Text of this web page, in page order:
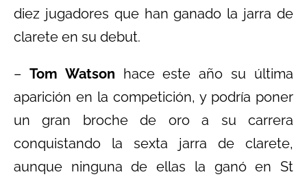
diez jugadores que han ganado la jarra de
clarete en su debut.
– Tom Watson hace este año su última
aparición en la competición, y podría poner
un gran broche de oro a su carrera
conquistando la sexta jarra de clarete,
aunque ninguna de ellas la ganó en St